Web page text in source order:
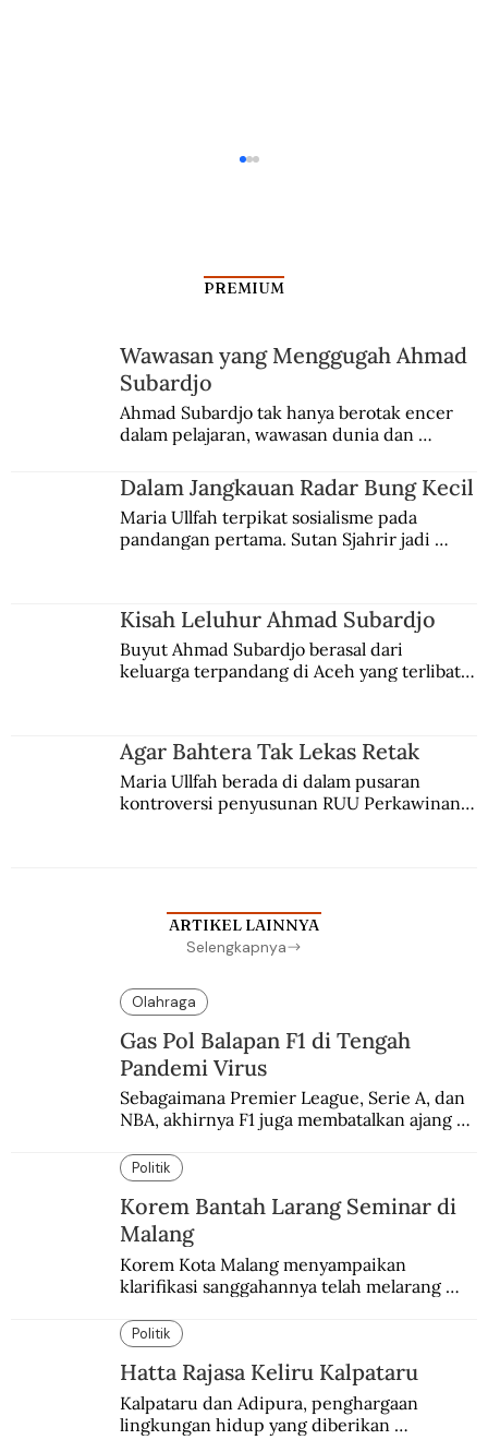
Kisah Para Deputi Jenderal Yani
PREMIUM
Wawasan yang Menggugah Ahmad
Subardjo
Ahmad Subardjo tak hanya berotak encer
dalam pelajaran, wawasan dunia dan
Jules Verne, Multatuli, hingga Sun Yat-sen.
Dalam Jangkauan Radar Bung Kecil
Maria Ullfah terpikat sosialisme pada
pandangan pertama. Sutan Sjahrir jadi
Kisah Leluhur Ahmad Subardjo
Buyut Ahmad Subardjo berasal dari
keluarga terpandang di Aceh yang terlibat
Agar Bahtera Tak Lekas Retak
Maria Ullfah berada di dalam pusaran
kontroversi penyusunan RUU Perkawinan.
ARTIKEL LAINNYA
Selengkapnya
Olahraga
Gas Pol Balapan F1 di Tengah
Pandemi Virus
Sebagaimana Premier League, Serie A, dan
NBA, akhirnya F1 juga membatalkan ajang
enam dekade lampau.
Politik
Korem Bantah Larang Seminar di
Malang
Korem Kota Malang menyampaikan
klarifikasi sanggahannya telah melarang
Malang.
Politik
Hatta Rajasa Keliru Kalpataru
Kalpataru dan Adipura, penghargaan
lingkungan hidup yang diberikan